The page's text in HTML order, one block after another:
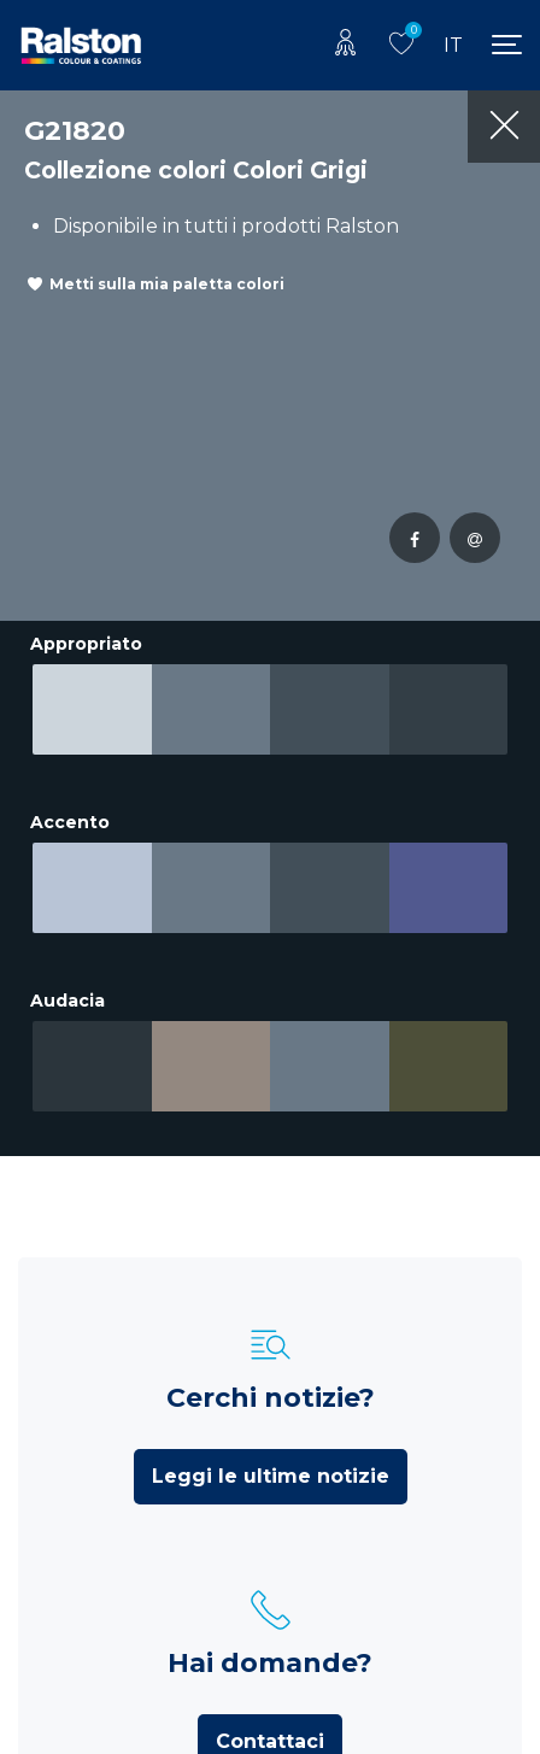
0
IT
G21820
Collezione colori Colori Grigi
Disponibile in tutti i prodotti Ralston
Metti sulla mia paletta colori
Appropriato
Accento
Audacia
Cerchi notizie?
Leggi le ultime notizie
Hai domande?
Contattaci